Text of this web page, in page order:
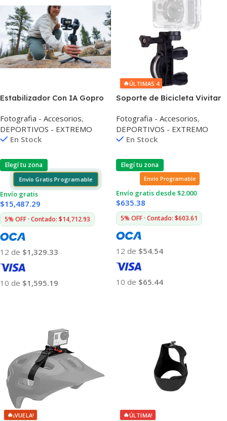
Estabilizador Con IA Gopro
Fotografia - Accesorios,
DEPORTIVOS - EXTREMO
En Stock
Elegí tu zona
Envío Gratis Programable
Envío gratis
$15,487.29
5% OFF · Contado: $14,712.93
12 de $1,329.33
10 de $1,595.19
🔥ÚLTIMAS 4
Soporte de Bicicleta Vivitar
Fotografia - Accesorios,
DEPORTIVOS - EXTREMO
En Stock
Elegí tu zona
Envio Programable
Envío gratis desde $2.000
$635.38
5% OFF · Contado: $603.61
12 de $54.54
10 de $65.44
🔥¡VUELA! 🔥ÚLTIMA!